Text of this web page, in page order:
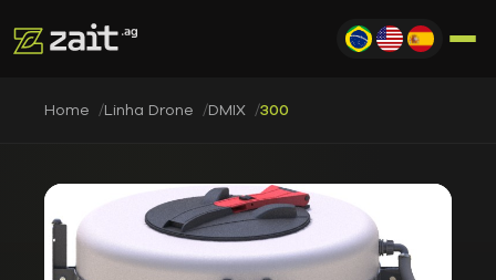
Home Linha Drone DMIX 300